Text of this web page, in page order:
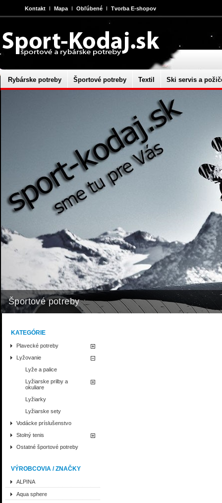
Kontakt Mapa Obľúbené Tvorba E-shopov
Rybárske potreby Športové potreby Textil Ski servis a
Športové potreby
KATEGÓRIE
Plavecké potreby
Lyžovanie
Lyže a palice
Lyžiarske prilby a
okuliare
Lyžiarky
Lyžiarske sety
Vodácke príslušenstvo
Stolný tenis
Ostatné športové potreby
VÝROBCOVIA / ZNAČKY
ALPINA
Aqua sphere